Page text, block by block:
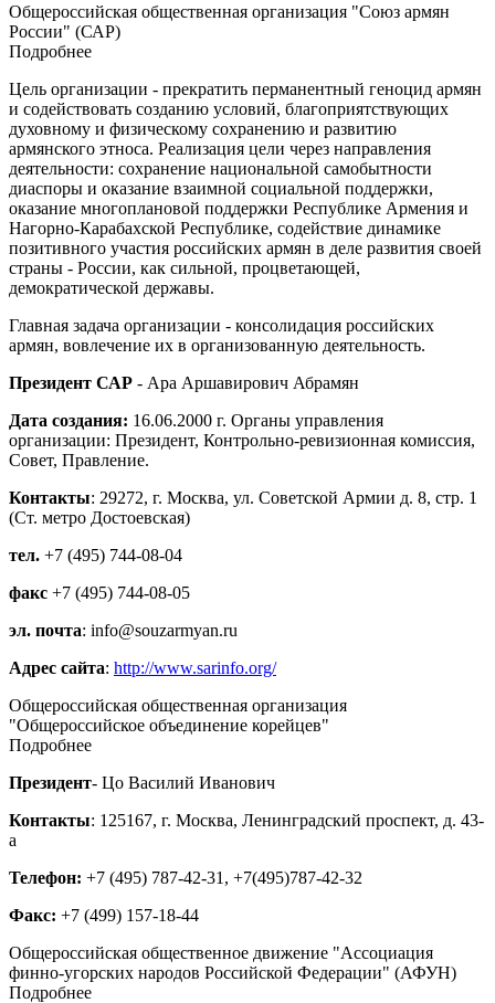
Общероссийская общественная организация "Союз армян
России" (САР)
Подробнее
Цель организации - прекратить перманентный геноцид армян
и содействовать созданию условий, благоприятствующих
духовному и физическому сохранению и развитию
армянского этноса. Реализация цели через направления
деятельности: сохранение национальной самобытности
диаспоры и оказание взаимной социальной поддержки,
оказание многоплановой поддержки Республике Армения и
Нагорно-Карабахской Республике, содействие динамике
позитивного участия российских армян в деле развития своей
страны - России, как сильной, процветающей,
демократической державы.
Главная задача организации - консолидация российских
армян, вовлечение их в организованную деятельность.
Президент САР - Ара Аршавирович Абрамян
Дата создания: 16.06.2000 г. Органы управления
организации: Президент, Контрольно-ревизионная комиссия,
Совет, Правление.
Контакты: 29272, г. Москва, ул. Советской Армии д. 8, стр. 1
(Ст. метро Достоевская)
тел. +7 (495) 744-08-04
факс +7 (495) 744-08-05
эл. почта: info@souzarmyan.ru
Адрес сайта: http://www.sarinfo.org/
Общероссийская общественная организация
"Общероссийское объединение корейцев"
Подробнее
Президент- Цо Василий Иванович
Контакты: 125167, г. Москва, Ленинградский проспект, д. 43-
а
Телефон: +7 (495) 787-42-31, +7(495)787-42-32
Факс: +7 (499) 157-18-44
Общероссийская общественное движение "Ассоциация
финно-угорских народов Российской Федерации" (АФУН)
Подробнее